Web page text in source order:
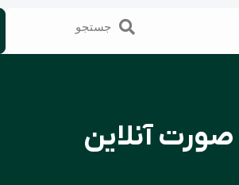
جستجوجستجو
آنلاین